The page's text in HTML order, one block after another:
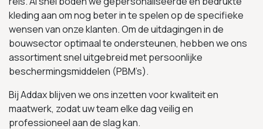
kleding aan om nog beter in te spelen op de specifieke
wensen van onze klanten. Om de uitdagingen in de
bouwsector optimaal te ondersteunen, hebben we ons
assortiment snel uitgebreid met persoonlijke
beschermingsmiddelen (PBM’s).
Bij Addax blijven we ons inzetten voor kwaliteit en
maatwerk, zodat uw team elke dag veilig en
professioneel aan de slag kan.